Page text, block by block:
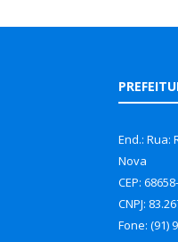
End.: Rua:
Nova
CEP:
CNPJ:
Fone: (91)